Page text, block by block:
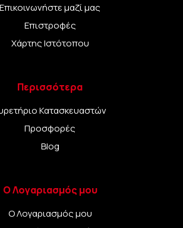
Επικοινωνήστε μαζί μας
Επιστροφές
Χάρτης Ιστότοπου
Περισσότερα
Κατασκευαστών
Προσφορές
Blog
Ο Λογαριασμός μου
Ο Λογαριασμός μου